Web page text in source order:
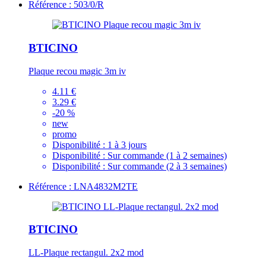
Référence : 503/0/R
BTICINO
Plaque recou magic 3m iv
4.11 €
3.29 €
-20 %
new
promo
Disponibilité : 1 à 3 jours
Disponibilité : Sur commande (1 à 2 semaines)
Disponibilité : Sur commande (2 à 3 semaines)
Référence : LNA4832M2TE
BTICINO
LL-Plaque rectangul. 2x2 mod